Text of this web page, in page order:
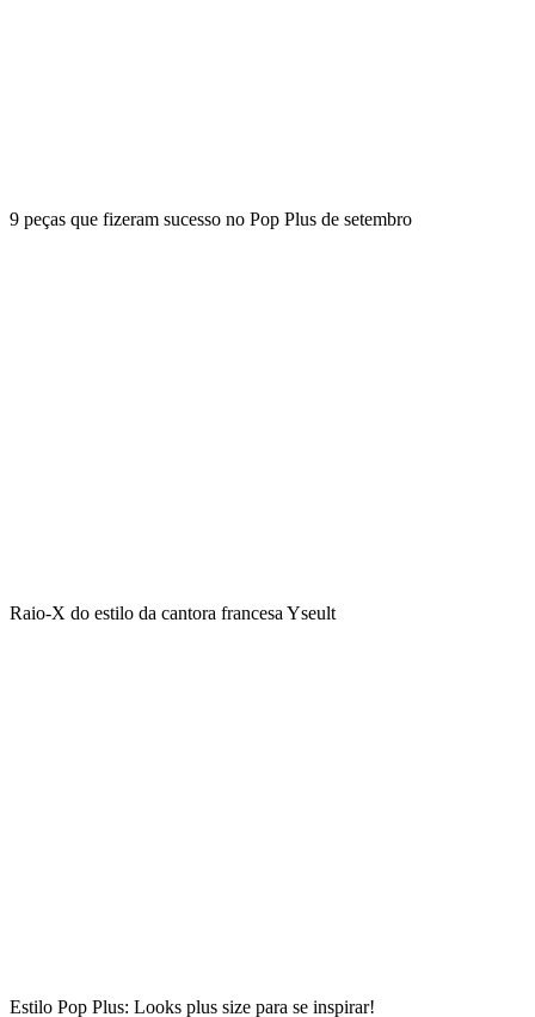
9 peças que fizeram sucesso no Pop Plus de setembro
Raio-X do estilo da cantora francesa Yseult
Estilo Pop Plus: Looks plus size para se inspirar!